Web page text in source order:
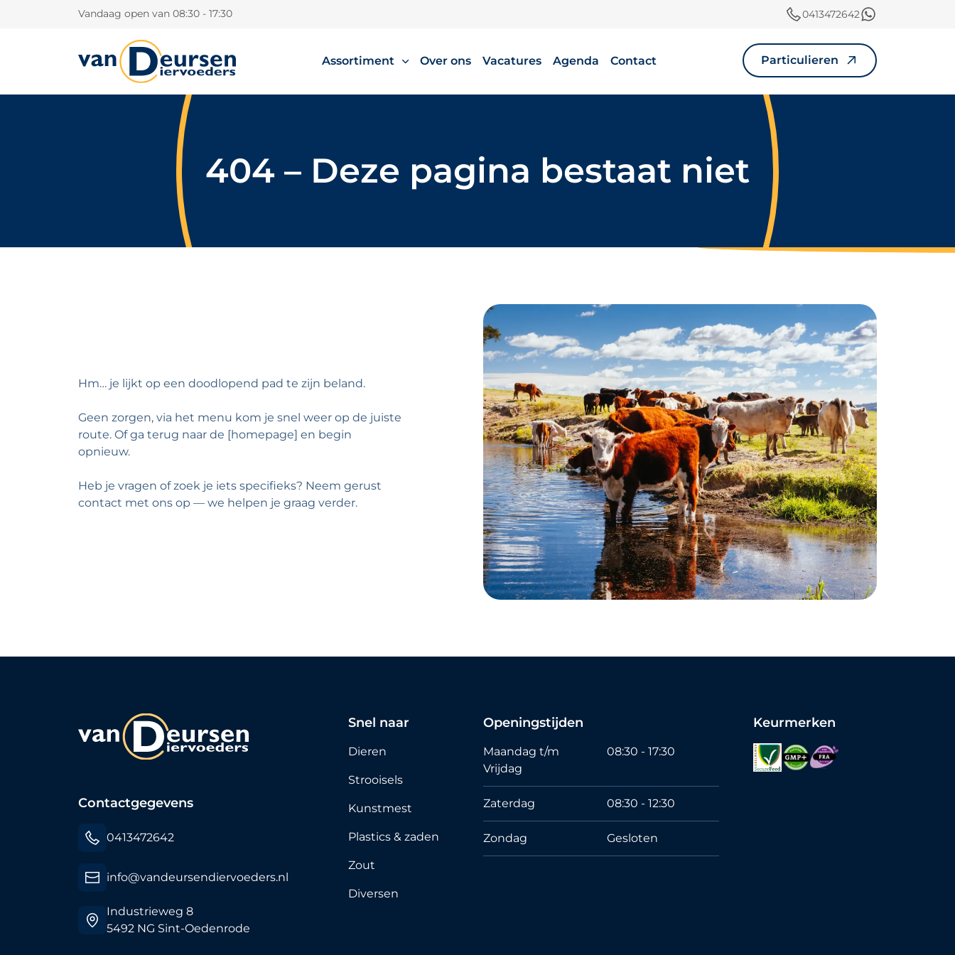
Vandaag open van 08:30 - 17:30 0413472642
Assortiment Over ons Vacatures Agenda Contact Particulieren
404 – Deze pagina bestaat niet
Hm… je lijkt op een doodlopend pad te zijn beland.
Geen zorgen, via het menu kom je snel weer op de juiste
route. Of ga terug naar de [homepage] en begin
opnieuw.
Heb je vragen of zoek je iets specifieks? Neem gerust
contact met ons op — we helpen je graag verder.
Contactgegevens
0413472642
info@vandeursendiervoeders.nl
Industrieweg 8
5492 NG Sint-Oedenrode
Snel naar
Dieren
Strooisels
Kunstmest
Plastics & zaden
Zout
Diversen
Openingstijden
Maandag t/m
Vrijdag
08:30 - 17:30
Zaterdag 08:30 - 12:30
Zondag Gesloten
Keurmerken